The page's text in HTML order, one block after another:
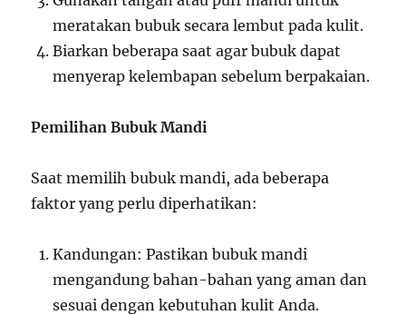
meratakan bubuk secara lembut pada kulit.
Biarkan beberapa saat agar bubuk dapat
menyerap kelembapan sebelum berpakaian.
Pemilihan Bubuk Mandi
Saat memilih bubuk mandi, ada beberapa
faktor yang perlu diperhatikan:
Kandungan: Pastikan bubuk mandi
mengandung bahan-bahan yang aman dan
sesuai dengan kebutuhan kulit Anda.